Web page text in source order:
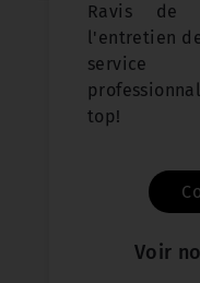
Ravis de
l'entretien
service
top!
Voir